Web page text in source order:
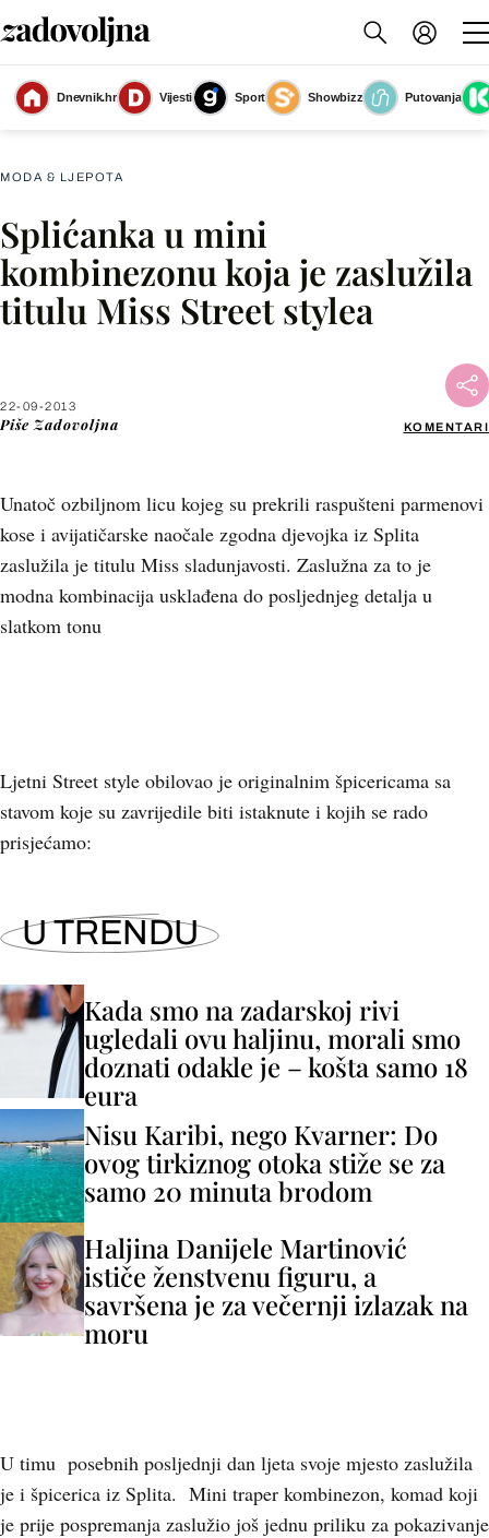
Dnevnik.hr Vijesti Sport Showbizz
Putovanja
Slika nije dostupna
MODA & LJEPOTA
Splićanka u mini
kombinezonu koja je zaslužila
titulu Miss Street stylea
22-09-2013
Piše Zadovoljna KOMENTARI
Unatoč ozbiljnom licu kojeg su prekrili raspušteni parmenovi
kose i avijatičarske naočale zgodna djevojka iz Splita
zaslužila je titulu Miss sladunjavosti. Zaslužna za to je
modna kombinacija usklađena do posljednjeg detalja u
slatkom tonu
Facebook
X
Ljetni Street style obilovao je originalnim špicericama sa
stavom koje su zavrijedile biti istaknute i kojih se rado
prisjećamo:
U TRENDU
Kada smo na zadarskoj rivi
ugledali ovu haljinu, morali smo
doznati odakle je – košta samo 18
eura
Nisu Karibi, nego Kvarner: Do
ovog tirkiznog otoka stiže se za
samo 20 minuta brodom
Haljina Danijele Martinović
ističe ženstvenu figuru, a
savršena je za večernji izlazak na
moru
U timu posebnih posljednji dan ljeta svoje mjesto zaslužila
je i špicerica iz Splita. Mini traper kombinezon, komad koji
je prije pospremanja zaslužio još jednu priliku za pokazivanje